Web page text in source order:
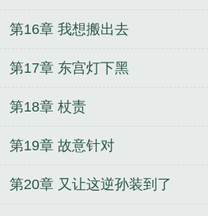
第16章 我想搬出去
第17章 东宫灯下黑
第18章 杖责
第19章 故意针对
第20章 又让这逆孙装到了